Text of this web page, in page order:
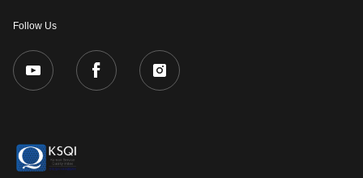
Follow Us